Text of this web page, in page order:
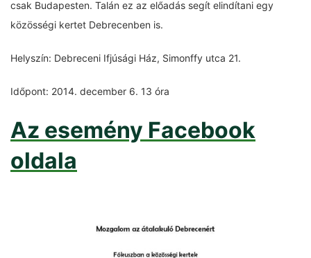
csak Budapesten. Talán ez az előadás segít elindítani egy
közösségi kertet Debrecenben is.
Helyszín: Debreceni Ifjúsági Ház, Simonffy utca 21.
Időpont: 2014. december 6. 13 óra
Az esemény Facebook
oldala